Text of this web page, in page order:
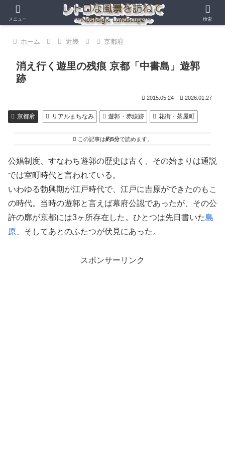
ホーム 近畿 京都府
消え行く遊里の残痕 京都「中書島」遊郭
跡
2015.05.24 2026.01.27
京都府 リアルまちなみ 遊郭・赤線跡 花街・茶屋町
この記事は約5分で読めます。
公娼制度、すなわち遊郭の歴史は古く、その始まりは通説
では室町時代と言われている。
いわゆる勃興期が江戸時代で、江戸に吉原ができたのもこ
の時代。当時の遊郭と言えば幕府公認であったが、その公
許の廓が京都には3ヶ所存在した。ひとつは先日書いた島
原 、そしてあとのふたつが伏見にあった。
スポンサーリンク
メニュー 検索